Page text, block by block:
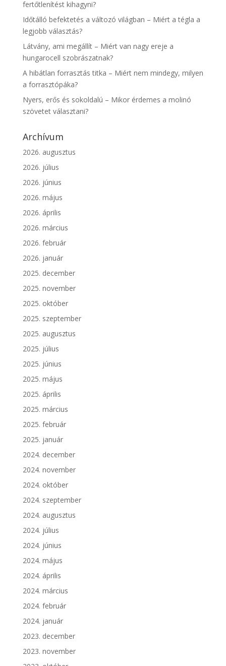
fertőtlenítést kihagyni?
Időtálló befektetés a változó világban – Miért a tégla a
legjobb választás?
Látvány, ami megállít – Miért van nagy ereje a
hungarocell szobrászatnak?
A hibátlan forrasztás titka – Miért nem mindegy, milyen
a forrasztópáka?
Nyers, erős és sokoldalú – Mikor érdemes a molinó
szövetet választani?
Archívum
2026. augusztus
2026. július
2026. június
2026. május
2026. április
2026. március
2026. február
2026. január
2025. december
2025. november
2025. október
2025. szeptember
2025. augusztus
2025. július
2025. június
2025. május
2025. április
2025. március
2025. február
2025. január
2024. december
2024. november
2024. október
2024. szeptember
2024. augusztus
2024. július
2024. június
2024. május
2024. április
2024. március
2024. február
2024. január
2023. december
2023. november